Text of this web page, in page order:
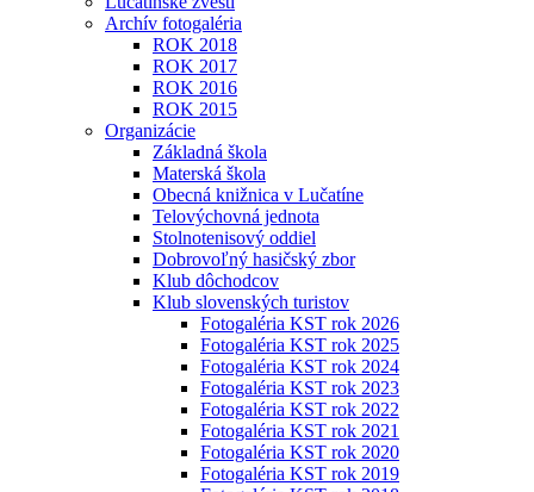
Archív fotogaléria
ROK 2018
ROK 2017
ROK 2016
ROK 2015
Organizácie
Základná škola
Materská škola
Obecná knižnica v Lučatíne
Telovýchovná jednota
Stolnotenisový oddiel
Dobrovoľný hasičský zbor
Klub dôchodcov
Klub slovenských turistov
Fotogaléria KST rok 2026
Fotogaléria KST rok 2025
Fotogaléria KST rok 2024
Fotogaléria KST rok 2023
Fotogaléria KST rok 2022
Fotogaléria KST rok 2021
Fotogaléria KST rok 2020
Fotogaléria KST rok 2019